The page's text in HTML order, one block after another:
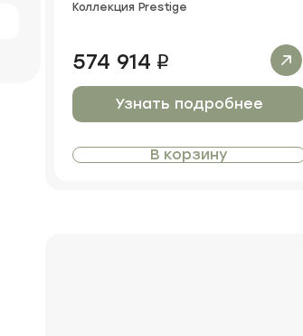
Коллекция Prestige
574 914 i
Узнать подробнее
В корзину